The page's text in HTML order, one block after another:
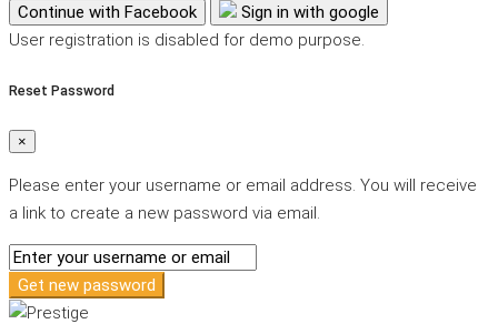
Continue with Facebook
Sign in with google
User registration is disabled for demo purpose.
Reset Password
×
Please enter your username or email address. You will receive
a link to create a new password via email.
Get new password